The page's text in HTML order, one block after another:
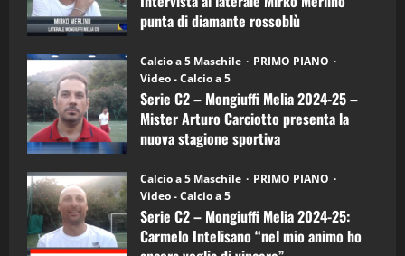
Carciotto
(Mongiuffi
punta di diamante rossoblù
Calcio a 5 Maschile
PRIMO PIANO
Video - Calcio a 5
Serie C2 – Mongiuffi Melia 2024-25 –
Mister Arturo Carciotto presenta la
nuova stagione sportiva
Calcio a 5 Maschile
PRIMO PIANO
Video - Calcio a 5
Serie C2 – Mongiuffi Melia 2024-25:
Carmelo Intelisano “nel mio animo ho
5
“SportEmpire” in Podcast: 26^ Puntata
(Martedi 07 Aprile 2026)
08/04/2026
1
“SportEmpire” in Podcast: 30^ Puntata
(Martedi 05 Maggio 2026)
08/05/2026